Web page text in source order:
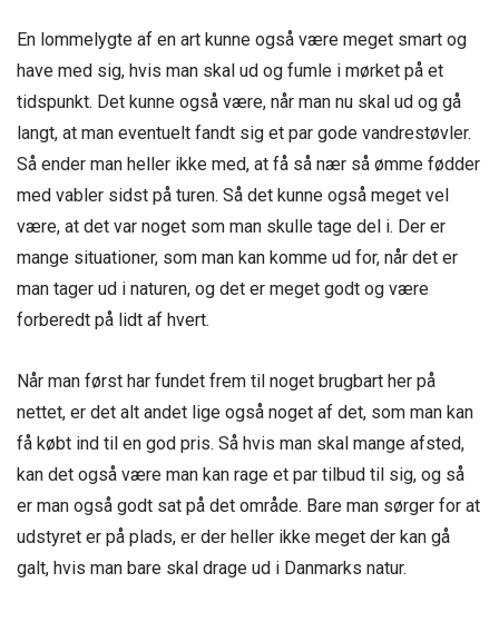
En lommelygte af en art kunne også være meget smart og
have med sig, hvis man skal ud og fumle i mørket på et
tidspunkt. Det kunne også være, når man nu skal ud og gå
langt, at man eventuelt fandt sig et par gode vandrestøvler.
Så ender man heller ikke med, at få så nær så ømme fødder
med vabler sidst på turen. Så det kunne også meget vel
være, at det var noget som man skulle tage del i. Der er
mange situationer, som man kan komme ud for, når det er
man tager ud i naturen, og det er meget godt og være
forberedt på lidt af hvert.
Når man først har fundet frem til noget brugbart her på
nettet, er det alt andet lige også noget af det, som man kan
få købt ind til en god pris. Så hvis man skal mange afsted,
kan det også være man kan rage et par tilbud til sig, og så
er man også godt sat på det område. Bare man sørger for at
udstyret er på plads, er der heller ikke meget der kan gå
galt, hvis man bare skal drage ud i Danmarks natur.